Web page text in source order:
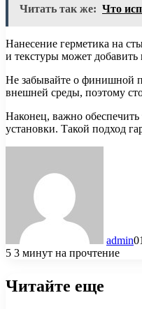
Читать так же: Что
Нанесение герметика на
и текстуры может
Не забывайте о финишной
внешней среды, поэтому
Наконец, важно
установки. Такой подход
admin
5 3 минут на прочтение
Читайте еще